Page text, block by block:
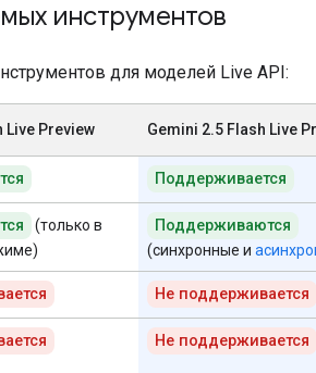
инструментов
для моделей Live API:
Live Preview Gemini 2.5 Flash Live
Поддерживается
(только в
Поддерживаются
(синхронные и
Не поддерживается
Не поддерживается